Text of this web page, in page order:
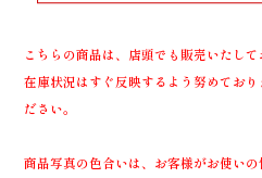
こちらの商品は、店頭でも販売いたして
在庫状況はすぐ反映するよう努めてお
ださい。
商品写真の色合いは、お客様がお使い